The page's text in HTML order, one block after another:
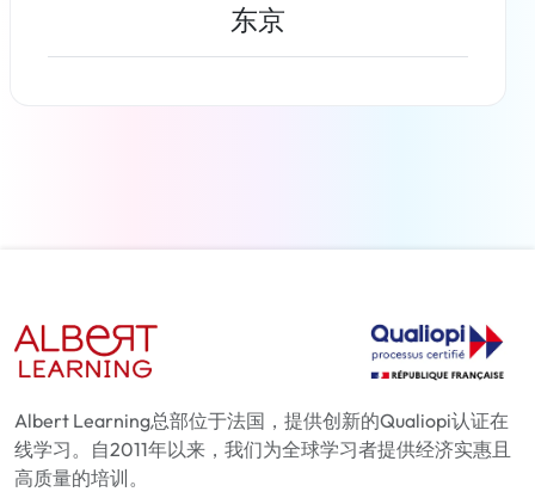
东京
Albert Learning总部位于法国，提供创新的Qualiopi认证在
线学习。自2011年以来，我们为全球学习者提供经济实惠且
高质量的培训。